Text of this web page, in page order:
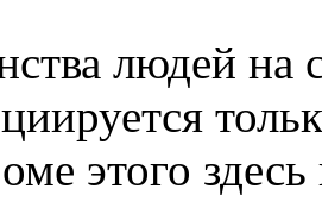
людей на
этого